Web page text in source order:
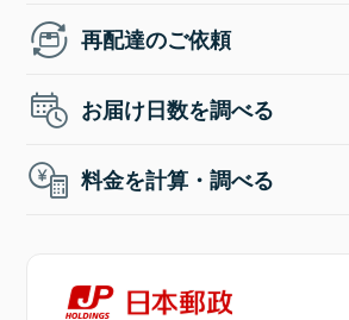
再配達のご依頼
お届け日数を調べる
料金を計算・調べる